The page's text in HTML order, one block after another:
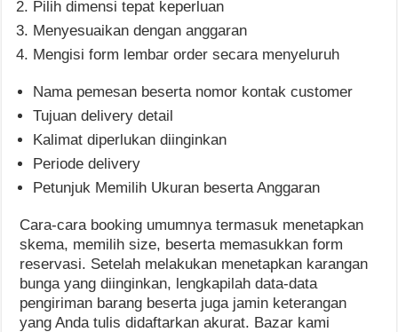
Pilih dimensi tepat keperluan
Menyesuaikan dengan anggaran
Mengisi form lembar order secara menyeluruh
Nama pemesan beserta nomor kontak customer
Tujuan delivery detail
Kalimat diperlukan diinginkan
Periode delivery
Petunjuk Memilih Ukuran beserta Anggaran
Cara-cara booking umumnya termasuk menetapkan
skema, memilih size, beserta memasukkan form
reservasi. Setelah melakukan menetapkan karangan
bunga yang diinginkan, lengkapilah data-data
pengiriman barang beserta juga jamin keterangan
yang Anda tulis didaftarkan akurat. Bazar kami